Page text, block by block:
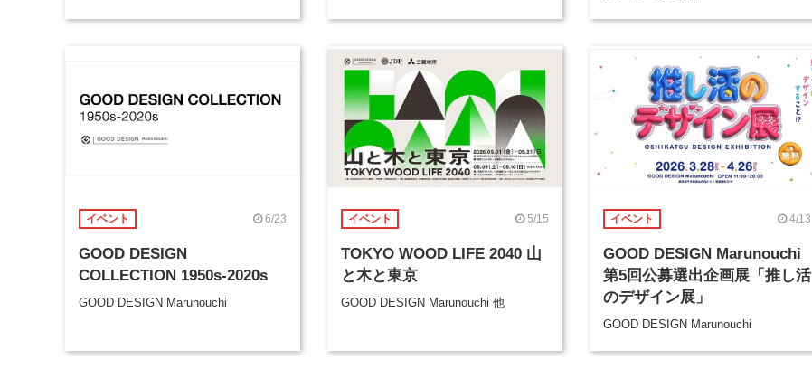
イベント 6/23
GOOD DESIGN
COLLECTION 1950s-2020s
GOOD DESIGN Marunouchi
イベント 5/15
TOKYO WOOD LIFE 2040 山
と木と東京
GOOD DESIGN Marunouchi 他
イベント 4/13
GOOD DESIGN Marunouchi
第5回公募選出企画展「推し活
のデザイン展」
GOOD DESIGN Marunouchi